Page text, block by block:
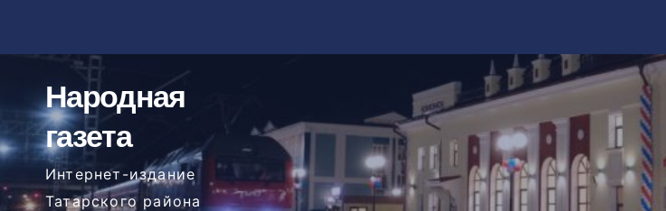
содержимому
Народная
газета
Интернет-издание
Татарского района